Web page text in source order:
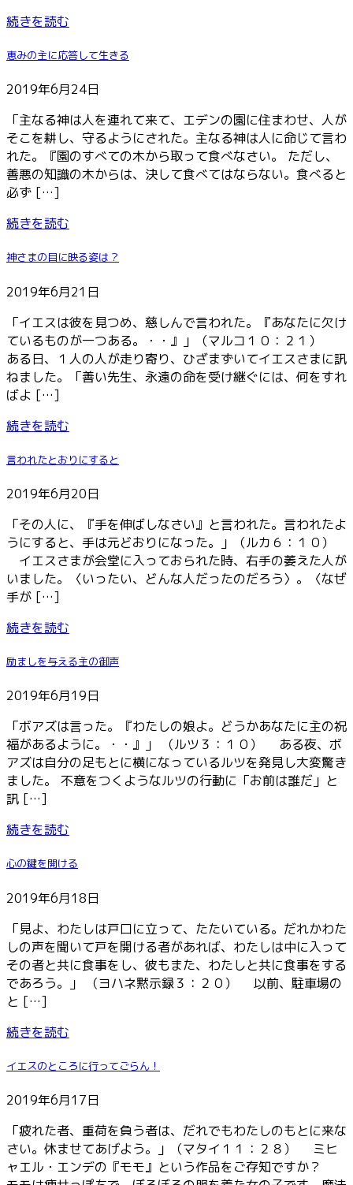
続きを読む
恵みの主に応答して生きる
2019年6月24日
「主なる神は人を連れて来て、エデンの園に住まわせ、人が
そこを耕し、守るようにされた。主なる神は人に命じて言わ
れた。『園のすべての木から取って食べなさい。 ただし、
善悪の知識の木からは、決して食べてはならない。食べると
必ず […]
続きを読む
神さまの目に映る姿は？
2019年6月21日
「イエスは彼を見つめ、慈しんで言われた。『あなたに欠け
ているものが一つある。・・』」（マルコ１０：２１）
ある日、１人の人が走り寄り、ひざまずいてイエスさまに訊
ねました。「善い先生、永遠の命を受け継ぐには、何をすれ
ばよ […]
続きを読む
言われたとおりにすると
2019年6月20日
「その人に、『手を伸ばしなさい』と言われた。言われたよ
うにすると、手は元どおりになった。」（ルカ６：１０）
イエスさまが会堂に入っておられた時、右手の萎えた人が
いました。〈いったい、どんな人だったのだろう〉。〈なぜ
手が […]
続きを読む
励ましを与える主の御声
2019年6月19日
「ボアズは言った。『わたしの娘よ。どうかあなたに主の祝
福があるように。・・』」 （ルツ３：１０） ある夜、ボ
アズは自分の足もとに横になっているルツを発見し大変驚き
ました。 不意をつくようなルツの行動に「お前は誰だ」と
訊 […]
続きを読む
心の鍵を開ける
2019年6月18日
「見よ、わたしは戸口に立って、たたいている。だれかわた
しの声を聞いて戸を開ける者があれば、わたしは中に入って
その者と共に食事をし、彼もまた、わたしと共に食事をする
であろう。」 （ヨハネ黙示録３：２０） 以前、駐車場の
と […]
続きを読む
イエスのところに行ってごらん！
2019年6月17日
「疲れた者、重荷を負う者は、だれでもわたしのもとに来な
さい。休ませてあげよう。」（マタイ１１：２８） ミヒ
ャエル・エンデの『モモ』という作品をご存知ですか？